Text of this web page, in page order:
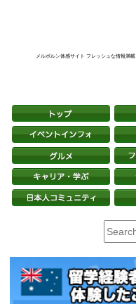
メルボルン体感サイト フレッシュな情報満載